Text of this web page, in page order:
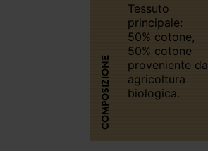
COMPOSIZIONE
Tessuto
principale:
50% cotone,
50% cotone
proveniente da
agricoltura
biologica.